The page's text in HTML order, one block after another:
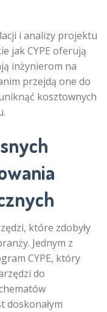
i analizy projektu
jak CYPE oferują
inżynierom na
przejdą one do
kosztownych
które zdobyły
Jednym z
CYPE, który
do
doskonałym